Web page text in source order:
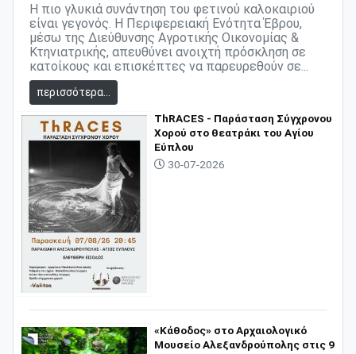
Η πιο γλυκιά συνάντηση του φετινού καλοκαιριού
είναι γεγονός. Η Περιφερειακή Ενότητα Έβρου,
μέσω της Διεύθυνσης Αγροτικής Οικονομίας &
Κτηνιατρικής, απευθύνει ανοιχτή πρόσκληση σε
κατοίκους και επισκέπτες να παρευρεθούν σε...
περισσότερα...
ThRACES - Παράσταση Σύγχρονου
Χορού στο θεατράκι του Αγίου
Εύπλου
30-07-2026
«Κάθοδος» στο Αρχαιολογικό
Μουσείο Αλεξανδρούπολης στις 9